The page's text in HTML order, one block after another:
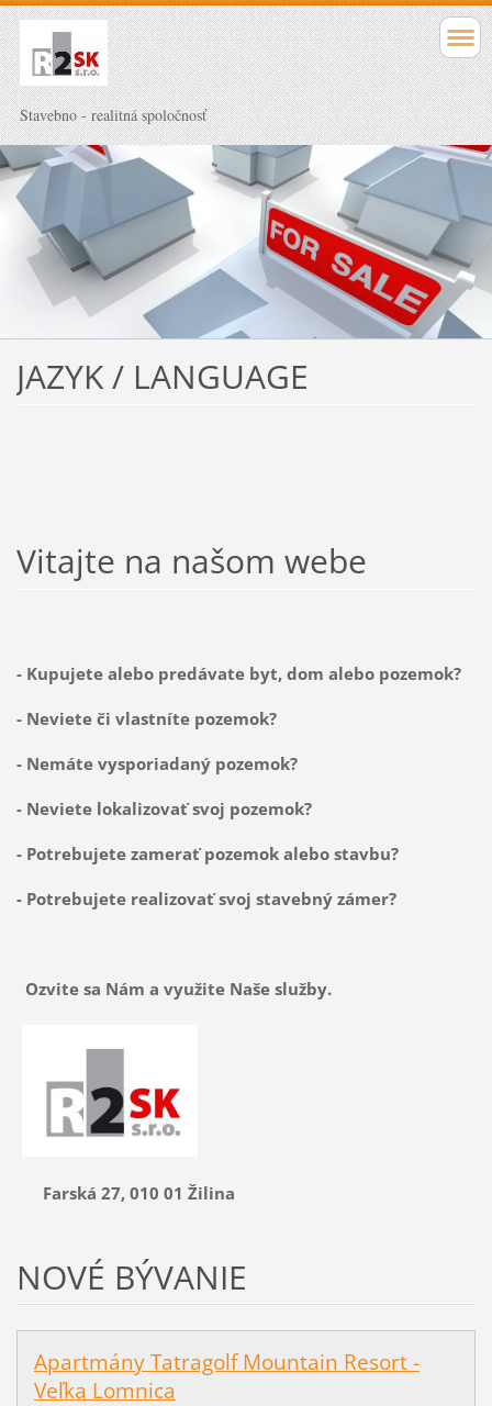
Stavebno - realitná spoločnosť
JAZYK / LANGUAGE
Vitajte na našom webe
- Kupujete alebo predávate byt, dom alebo pozemok?
- Neviete či vlastníte pozemok?
- Nemáte vysporiadaný pozemok?
- Neviete lokalizovať svoj pozemok?
- Potrebujete zamerať pozemok alebo stavbu?
- Potrebujete realizovať svoj stavebný zámer?
Ozvite sa Nám a využite Naše služby.
Farská 27, 010 01 Žilina
NOVÉ BÝVANIE
Apartmány Tatragolf Mountain Resort -
Veľka Lomnica